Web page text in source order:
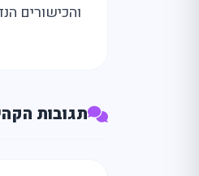
והכישורים
תגובות